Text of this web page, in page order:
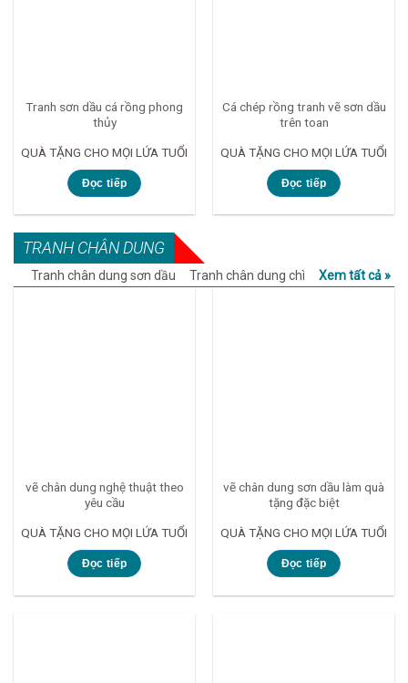
Tranh sơn dầu cá rồng phong
thủy
QUÀ TẶNG CHO MỌI LỨA TUỔI
Đọc tiếp
Cá chép rồng tranh vẽ sơn dầu
trên toan
QUÀ TẶNG CHO MỌI LỨA TUỔI
Đọc tiếp
TRANH CHÂN DUNG
Tranh chân dung sơn dầu Tranh chân dung chì Xem tất cả »
vẽ chân dung nghệ thuật theo
yêu cầu
QUÀ TẶNG CHO MỌI LỨA TUỔI
Đọc tiếp
vẽ chân dung sơn dầu làm quà
tặng đặc biệt
QUÀ TẶNG CHO MỌI LỨA TUỔI
Đọc tiếp